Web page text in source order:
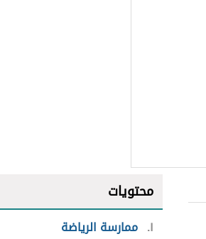
محتويات
١ ممارسة الرياضة